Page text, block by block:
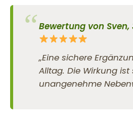
Bewertung von Sven,
„Eine sichere
Alltag. Die Wirkung
unangenehme